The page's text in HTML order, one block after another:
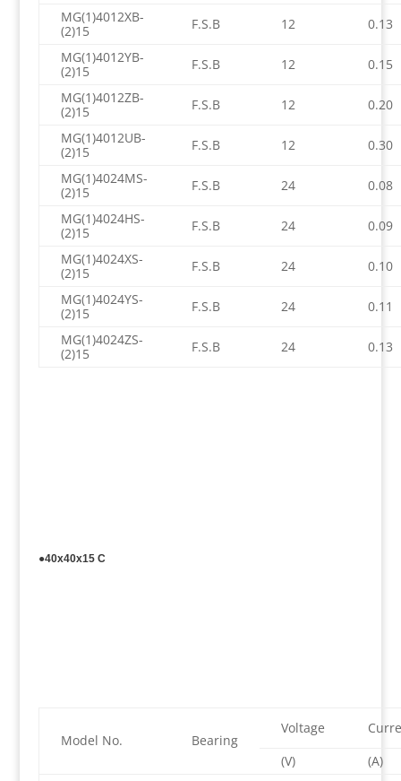
MG(1)4012XB-
(2)15
F.S.B 12
0.13
MG(1)4012YB-
(2)15
F.S.B 12
0.15
MG(1)4012ZB-
(2)15
F.S.B 12
0.20
MG(1)4012UB-
(2)15
F.S.B 12
0.30
MG(1)4024MS-
(2)15
F.S.B 24
0.08
MG(1)4024HS-
(2)15
F.S.B 24
0.09
MG(1)4024XS-
(2)15
F.S.B 24
0.10
MG(1)4024YS-
(2)15
F.S.B 24
0.11
MG(1)4024ZS-
(2)15
F.S.B 24 0.13
●40x40x15 C
Model No. Bearing
Voltage
(V)
(A)